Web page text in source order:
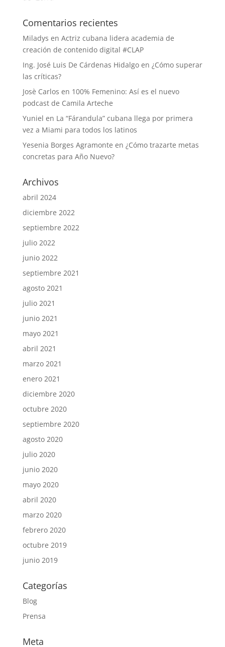
Comentarios recientes
Miladys en Actriz cubana lidera academia de
creación de contenido digital #CLAP
Ing. José Luis De Cárdenas Hidalgoen ¿Cómo superar
las críticas?
Josè Carlos en 100% Femenino: Así es el nuevo
podcast de Camila Arteche
Yuniel en La “Fárandula” cubana llega por primera
vez a Miami para todos los latinos
Yesenia Borges Agramonte en ¿Cómo trazarte metas
concretas para Año Nuevo?
Archivos
abril 2024
diciembre 2022
septiembre 2022
julio 2022
junio 2022
septiembre 2021
agosto 2021
julio 2021
junio 2021
mayo 2021
abril 2021
marzo 2021
enero 2021
diciembre 2020
octubre 2020
septiembre 2020
agosto 2020
julio 2020
junio 2020
mayo 2020
abril 2020
marzo 2020
febrero 2020
octubre 2019
junio 2019
Categorías
Blog
Prensa
Meta